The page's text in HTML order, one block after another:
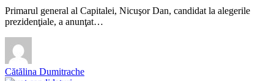
Primarul general al Capitalei, Nicuşor Dan, candidat la alegerile
prezidenţiale, a anunţat…
Cătălina Dumitrache